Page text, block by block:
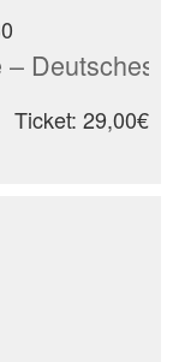
Deutsches
Ticket: 29,00€